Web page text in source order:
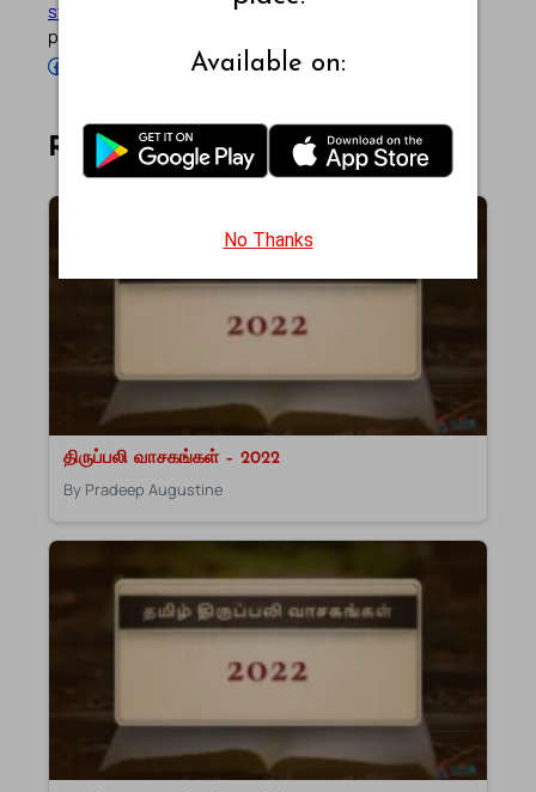
story
). Stay connected with him on the official social
profiles below.
Follow Pradeep on Facebook
Related Articles
திருப்பலி வாசகங்கள் – 2022
By Pradeep Augustine
Available on:
No Thanks